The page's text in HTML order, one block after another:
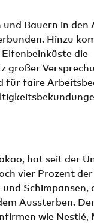
und Bauern in den
Hinzu
die
großer
für faire
hat seit der
vier Prozent
Aussterben.
wie Nestlé,